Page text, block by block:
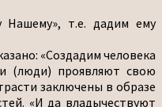
Нашему», т.е. дадим ему
«Создадим человека
(люди) проявляют свою
заключены в образе
«И да владычествуют